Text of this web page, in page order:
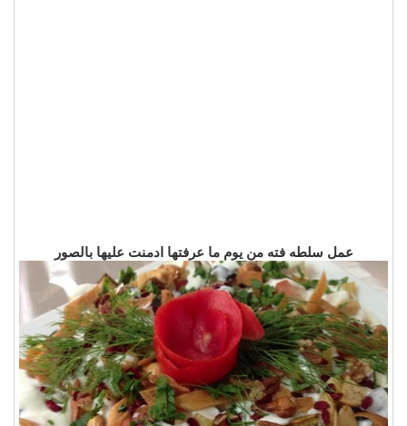
عمل سلطه فته من يوم ما عرفتها ادمنت عليها بالصور